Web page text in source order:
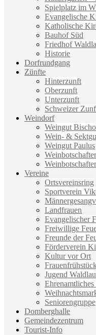
Spielplatz im
Evangelische
Katholische
Bauhof Süd
Friedhof
Historie
Dorfrundgang
Zünfte
Hinterzunft
Oberzunft
Unterzunft
Schweizer
Weindorf
Weingut
Wein- &
Weingut Paulus
Vereine
Ortsvereinsring
Sportverein
Landfrauen
Evangelischer
Freiwillige
Freunde der
Förderverein
Kultur vor Ort
Jugend
Seniorengruppe
Domberghalle
Gemeindezentrum
Tourist-Info